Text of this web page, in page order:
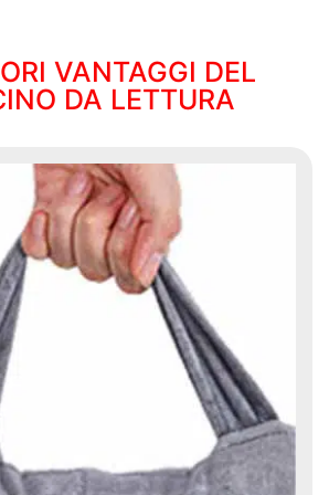
VANTAGGI DEL
DA LETTURA